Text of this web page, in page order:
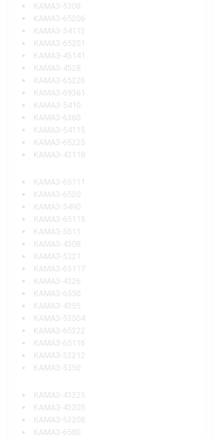
КАМАЗ-5308
КАМАЗ-65206
КАМАЗ-54112
КАМАЗ-65201
КАМАЗ-45141
КАМАЗ-4528
КАМАЗ-65226
КАМАЗ-69361
КАМАЗ-5410
КАМАЗ-6360
КАМАЗ-54115
КАМАЗ-65225
КАМАЗ-43118
КАМАЗ-65111
КАМАЗ-6520
КАМАЗ-5490
КАМАЗ-65115
КАМАЗ-5511
КАМАЗ-4308
КАМАЗ-5321
КАМАЗ-65117
КАМАЗ-4326
КАМАЗ-6550
КАМАЗ-4355
КАМАЗ-53504
КАМАЗ-65222
КАМАЗ-65116
КАМАЗ-53212
КАМАЗ-5350
КАМАЗ-43225
КАМАЗ-43205
КАМАЗ-53208
КАМАЗ-6580